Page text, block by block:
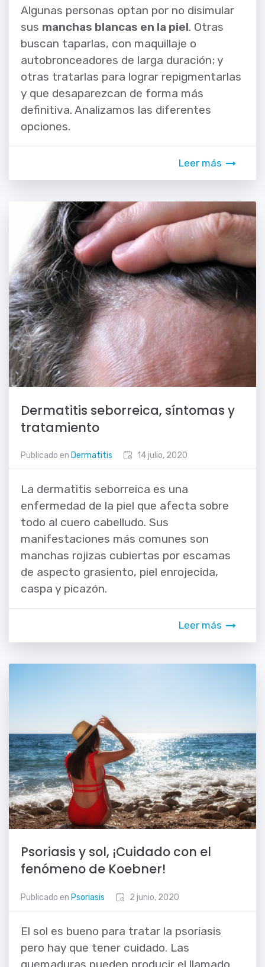
Algunas personas optan por no disimular
sus manchas blancas en la piel. Otras
buscan taparlas, con maquillaje o
autobronceadores de larga duración; y
otras tratarlas para lograr repigmentarlas
y que desaparezcan de forma más
definitiva. Analizamos las diferentes
opciones.
Leer más
Dermatitis seborreica, síntomas y
tratamiento
14 julio, 2020
Publicado en Dermatitis
La dermatitis seborreica es una
enfermedad de la piel que afecta sobre
todo al cuero cabelludo. Sus
manifestaciones más comunes son
manchas rojizas cubiertas por escamas
de aspecto grasiento, piel enrojecida,
caspa y picazón.
Leer más
Psoriasis y sol, ¡Cuidado con el
fenómeno de Koebner!
2 junio, 2020
Publicado en Psoriasis
El sol es bueno para tratar la psoriasis
pero hay que tener cuidado. Las